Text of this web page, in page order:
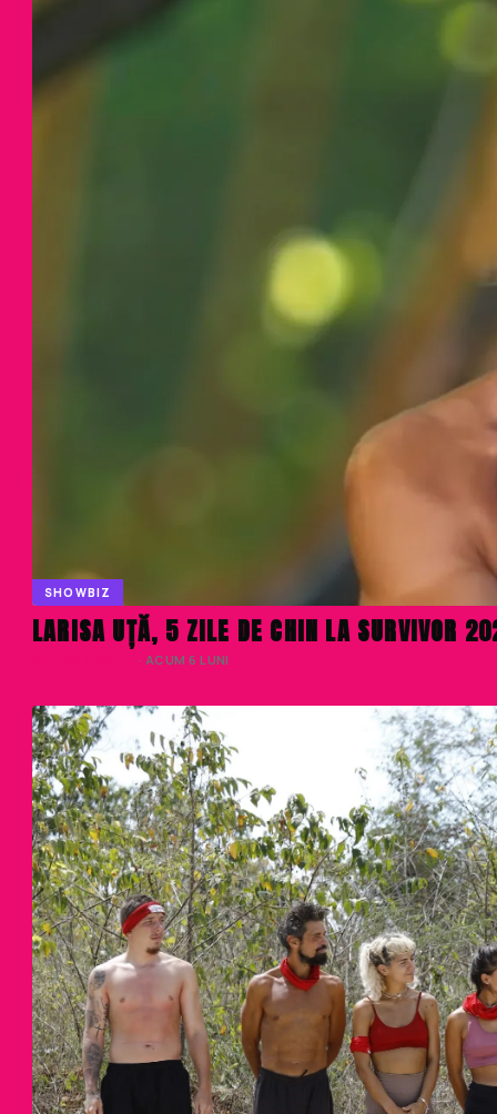
SHOWBIZ
LARISA UȚĂ, 5 ZILE DE CHIN LA SURVIVOR
· ACUM 6 LUNI